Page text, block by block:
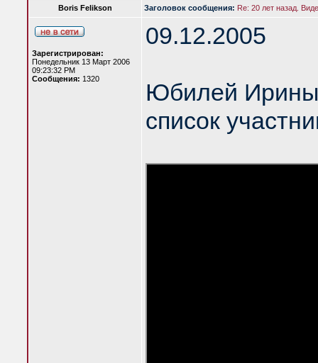
Boris Felikson Заголовок сообщения: Re: 20 лет назад.
Зарегистрирован:
Понедельник 13 Март 2006
09:23:32 PM
Сообщения: 1320
09.12.2005
Юбилей
список